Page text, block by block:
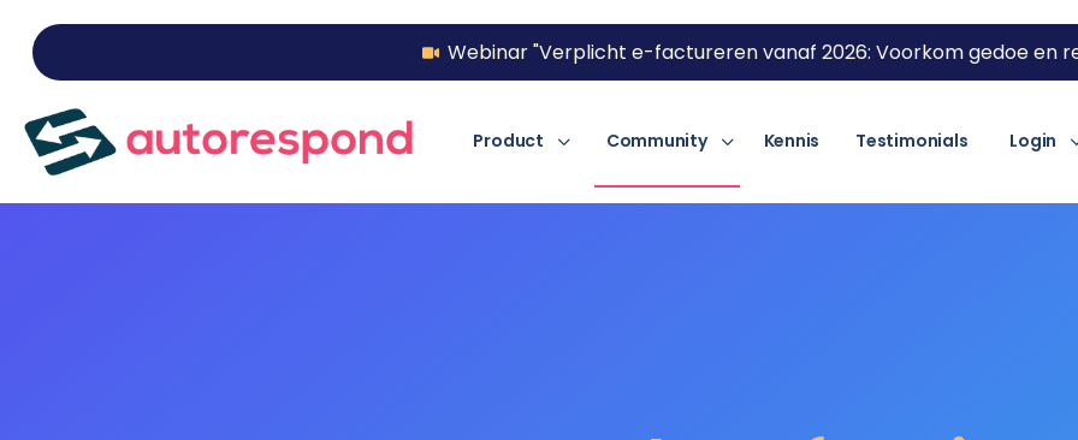
Webinar "Verplicht e-factureren vanaf 2026: Voorkom gedoe en
Product Community Kennis Testimonials Login